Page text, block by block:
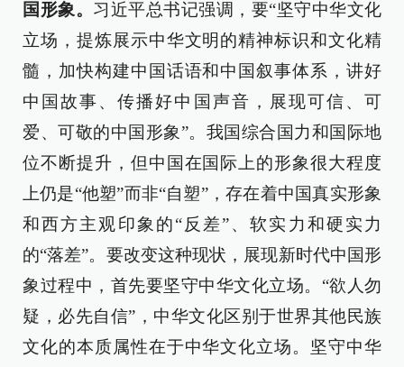
国形象。 习近平总书记强调，要“坚守中华文化
立场，提炼展示中华文明的精神标识和文化精
髓，加快构建中国话语和中国叙事体系，讲好
中国故事、传播好中国声音，展现可信、可
爱、可敬的中国形象”。我国综合国力和国际地
位不断提升，但中国在国际上的形象很大程度
上仍是“他塑”而非“自塑”，存在着中国真实形象
和西方主观印象的“反差”、软实力和硬实力
的“落差”。要改变这种现状，展现新时代中国形
象过程中，首先要坚守中华文化立场。“欲人勿
疑，必先自信”，中华文化区别于世界其他民族
文化的本质属性在于中华文化立场。坚守中华